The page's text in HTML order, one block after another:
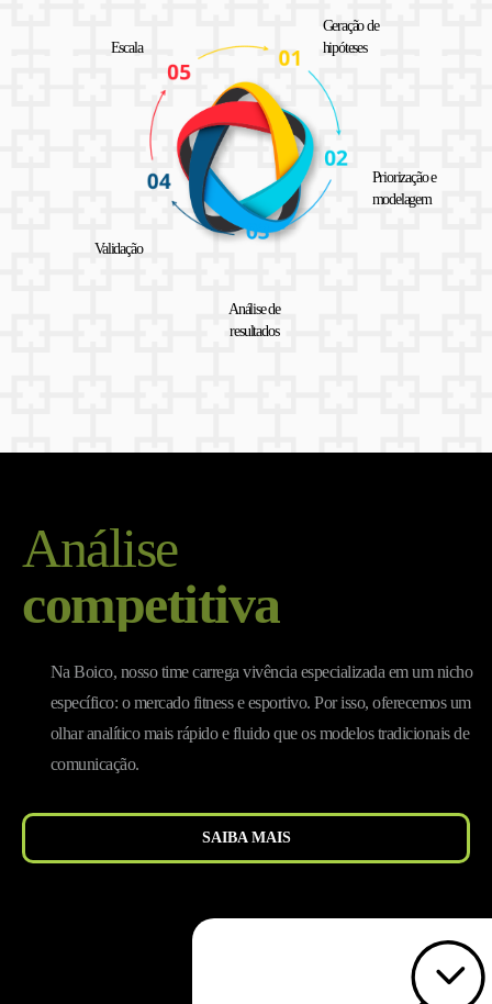
Escala
Geração de
hipóteses
Validação
Análise de
resultados
Priorização e
modelagem
Análise
competitiva
Na Boico, nosso time carrega vivência especializada em um nicho
específico: o mercado fitness e esportivo. Por isso, oferecemos um
olhar analítico mais rápido e fluido que os modelos tradicionais de
comunicação.
SAIBA MAIS